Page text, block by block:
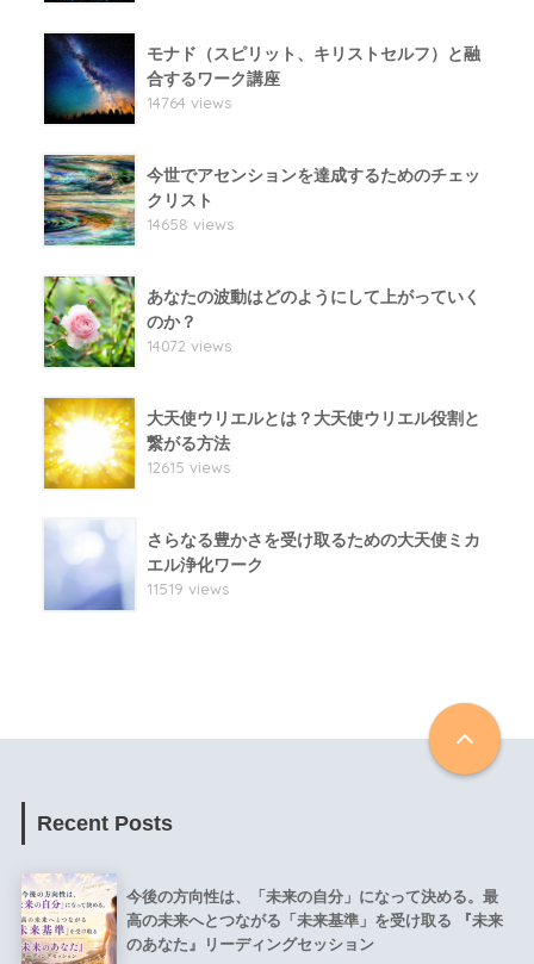
モナド（スピリット、キリストセルフ）と融
合するワーク講座
14764 views
今世でアセンションを達成するためのチェッ
クリスト
14658 views
あなたの波動はどのようにして上がっていく
のか？
14072 views
大天使ウリエルとは？大天使ウリエル役割と
繋がる方法
12615 views
さらなる豊かさを受け取るための大天使ミカ
エル浄化ワーク
11519 views
Recent Posts
今後の方向性は、「未来の自分」になって決める。最
高の未来へとつながる「未来基準」を受け取る 『未来
のあなた』リーディングセッション